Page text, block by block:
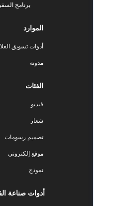
برنامج السفير
أدوات تسويق العلامة التجارية
تصميم رسومات
موقع إلكتروني
أدوات صناعة الفيديو